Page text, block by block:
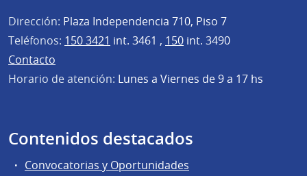
Dirección: Plaza Independencia 710, Piso 7
Teléfonos: 150 3421 int. 3461 , 150 int. 3490
Contacto
Horario de atención: Lunes a Viernes de 9 a 17 hs
Contenidos destacados
Convocatorias y Oportunidades